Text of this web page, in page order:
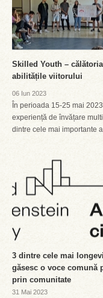
Skilled Youth –
abilitățile viitorului
06 Iun 2023
În perioada 15-25 mai
experiență de învățare
dintre cele mai importante
3 dintre cele mai
găsesc o voce comună
prin comunitate
31 Mai 2023